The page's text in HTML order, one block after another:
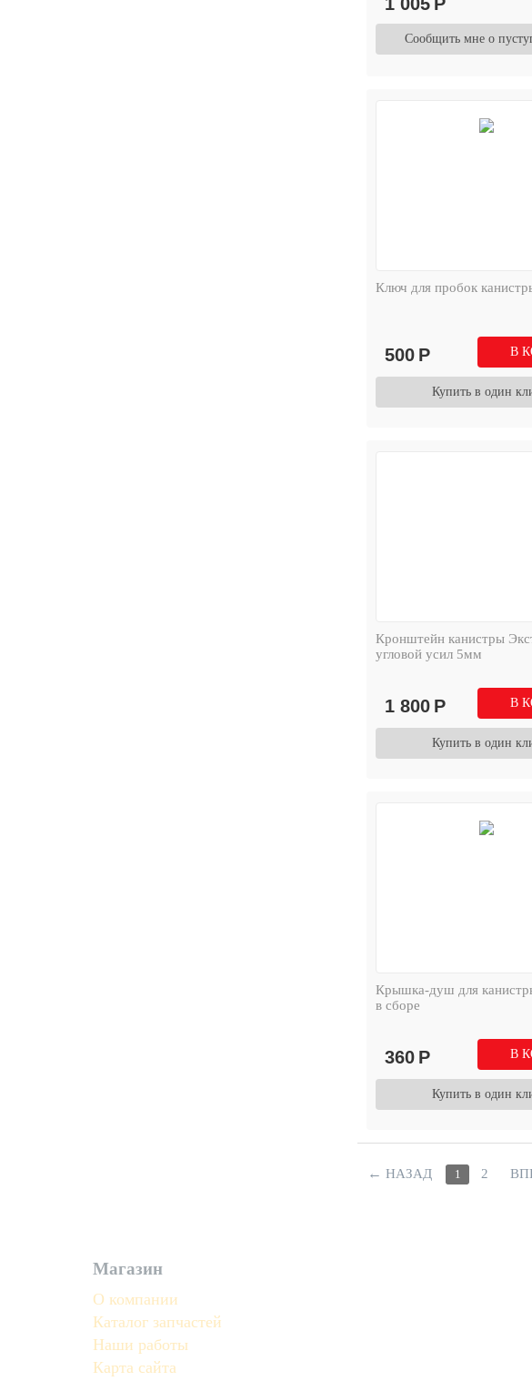
Сообщить мне о
Ключ для пробок
500 Р В
Купить в один
Кронштейн канистры
угловой усил 5мм
1 800 Р В
Купить в один
Крышка-душ для
в сборе
360 Р В
Купить в один
← НАЗАД 1 2
Магазин
О компании
Каталог запчастей
Наши работы
Карта сайта